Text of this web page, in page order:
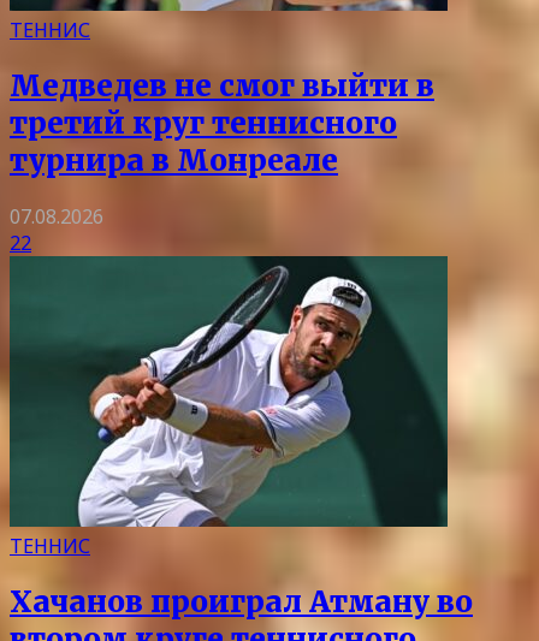
ТЕННИС
Медведев не смог выйти в
третий круг теннисного
турнира в Монреале
07.08.2026
22
ТЕННИС
Хачанов проиграл Атману во